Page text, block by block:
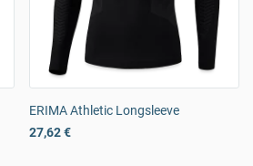
ERIMA Athletic Longsleeve
27,62 €